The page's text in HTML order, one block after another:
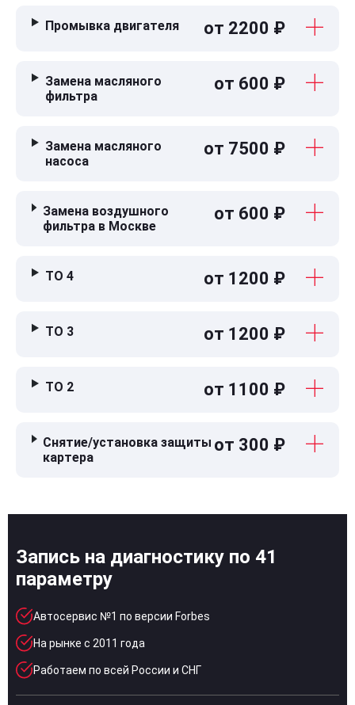
Промывка двигателя от 2200 ₽
Замена масляного
фильтра
от 600 ₽
Замена масляного
насоса
от 7500 ₽
Замена воздушного
фильтра в Москве
от 600 ₽
ТО 4 от 1200 ₽
ТО 3 от 1200 ₽
ТО 2 от 1100 ₽
Снятие/установка защиты
картера
от 300 ₽
Запись на диагностику по 41
параметру
Автосервис №1 по версии Forbes
На рынке с 2011 года
Работаем по всей России и СНГ